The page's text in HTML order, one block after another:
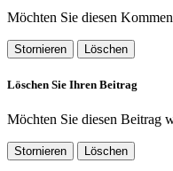
Möchten Sie diesen
Stornieren Löschen
Löschen Sie Ihren Beitrag
Möchten Sie diesen Beitrag
Stornieren Löschen